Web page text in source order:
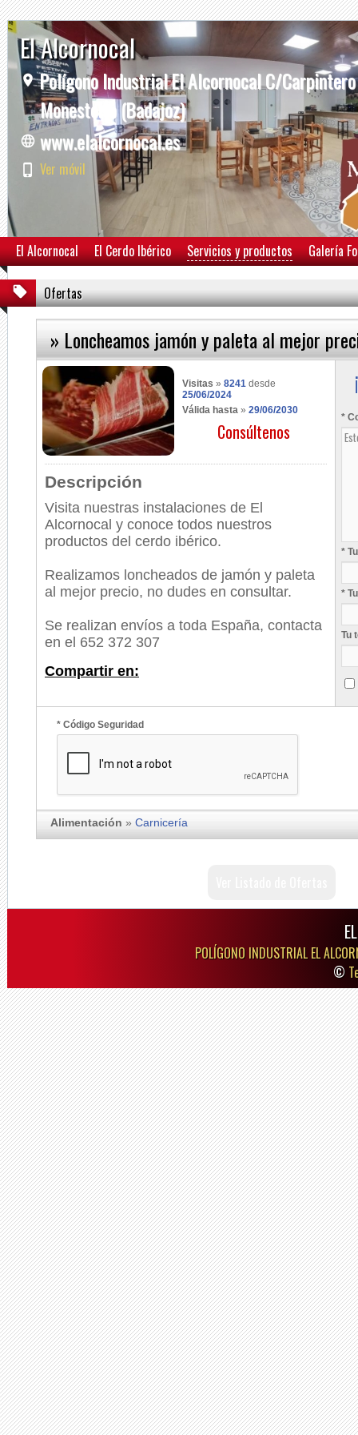
El Alcornocal
Polígono Industrial El Alcornocal C/
Monesterio (Badajoz)
www.elalcornocal.es
Ver móvil
El Alcornocal El Cerdo Ibérico Servicios y productos Galería
Ofertas
» Loncheamos jamón y paleta al mejor
Visitas » 8241 desde
25/06/2024
Válida hasta » 29/06/2030
Consúltenos
Descripción
Visita nuestras instalaciones de El
Alcornocal y conoce todos nuestros
productos del cerdo ibérico.
Realizamos loncheados de jamón y paleta
al mejor precio, no dudes en consultar.
Se realizan envíos a toda España, contacta
en el 652 372 307
Compartir en:
*
*
*
Tu
* Código Seguridad
Alimentación » Carnicería
POLÍGONO INDUSTRIAL EL
©